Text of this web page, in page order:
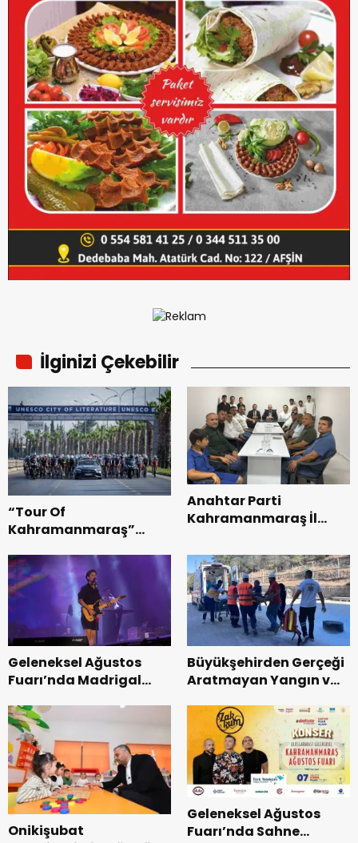
İlginizi Çekebilir
“Tour Of
Kahramanmaraş”
Bisikleti Turnuvası
Tamamlandı.
Anahtar Parti
Kahramanmaraş İl
Teşkilatı ile buluştu.
Geleneksel Ağustos
Fuarı’nda Madrigal
Büyükşehirden Gerçeği
Aratmayan Yangın ve
Onikişubat
Geleneksel Ağustos
Fuarı’nda Sahne